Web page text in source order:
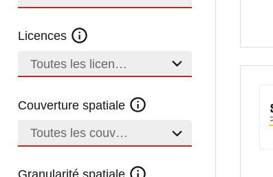
Licences
Toutes les licences
Couverture spatiale
Toutes les couvertures